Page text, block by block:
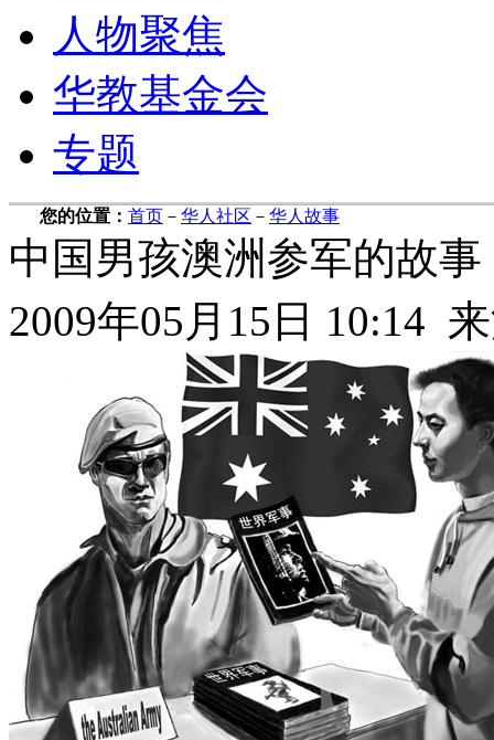
人物聚焦
华教基金会
专题
您的位置： 首页 － 华人社区 － 华人故事
中国男孩澳洲参军的故
2009年05月15日 10:14